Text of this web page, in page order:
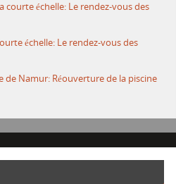
courte échelle: Le rendez-vous des
échelle: Le rendez-vous des
de Namur: Réouverture de la piscine